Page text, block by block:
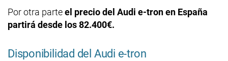
Por otra parteel precio del Audi e-tron en España
partirá desde los 82.400€.
Disponibilidad del Audi e-tron